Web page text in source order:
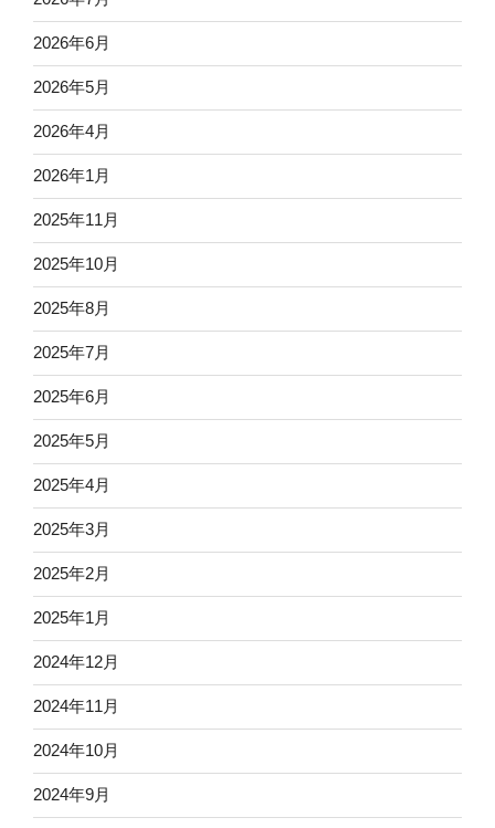
2026年6月
2026年5月
2026年4月
2026年1月
2025年11月
2025年10月
2025年8月
2025年7月
2025年6月
2025年5月
2025年4月
2025年3月
2025年2月
2025年1月
2024年12月
2024年11月
2024年10月
2024年9月